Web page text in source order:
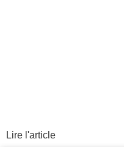
Lire l'article